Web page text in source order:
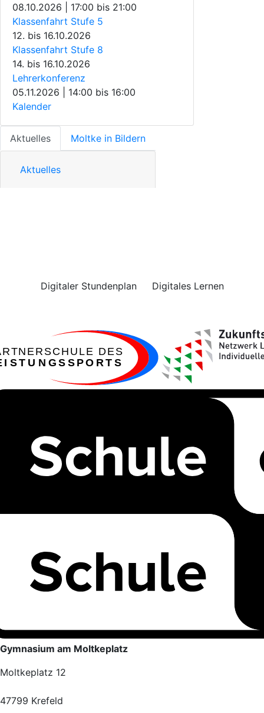
08.10.2026 | 17:00 bis 21:00
Klassenfahrt Stufe 5
12. bis 16.10.2026
Klassenfahrt Stufe 8
14. bis 16.10.2026
Lehrerkonferenz
05.11.2026 | 14:00 bis 16:00
Kalender
Digitaler Stundenplan Digitales Lernen
Aktuelles Moltke in Bildern
Aktuelles
ARTNERSCHULE DES
EISTUNGSSPORTS
Gymnasium am Moltkeplatz
Moltkeplatz 12
47799 Krefeld